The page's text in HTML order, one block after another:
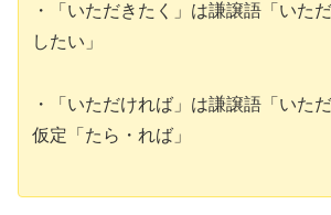
・「いただきたく」は謙譲語「いた
したい」
・「いただければ」は謙譲語「いた
仮定「たら・れば」